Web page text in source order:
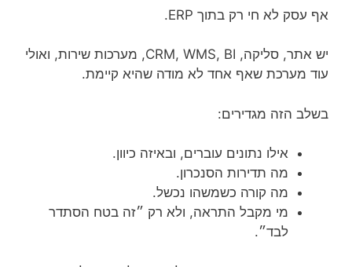
אף עסק לא חי רק בתוך ERP.
יש אתר, סליקה, CRM, WMS, BI, מערכות שירות, ואולי
עוד מערכת שאף אחד לא מודה שהיא קיימת.
בשלב הזה מגדירים:
אילו נתונים עוברים, ובאיזה כיוון.
מה תדירות הסנכרון.
מה קורה כשמשהו נכשל.
מי מקבל התראה, ולא רק ״זה בטח הסתדר
לבד״.